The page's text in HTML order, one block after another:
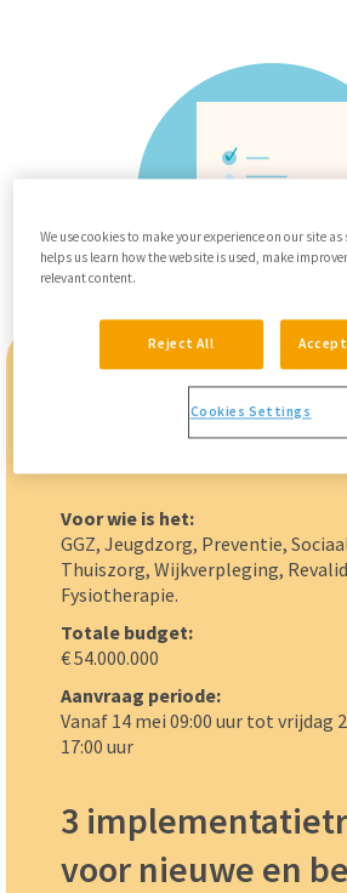
In het kort: Wat
de STOZ-
Voor wie is het:
GGZ, Jeugdzorg, Preventie,
Thuiszorg, Wijkverpleging,
Fysiotherapie.
Totale budget:
€ 54.000.000
Aanvraag periode:
Vanaf 14 mei 09:00 uur tot vrijdag
17:00 uur
3
voor nieuwe en
We use cookies to make your experience on our site
helps us learn how the website is used, make
relevant content.
Reject All
Cookies Settings